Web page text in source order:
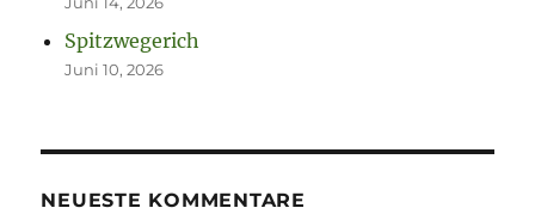
Spitzwegerich
Juni 10, 2026
NEUESTE KOMMENTARE